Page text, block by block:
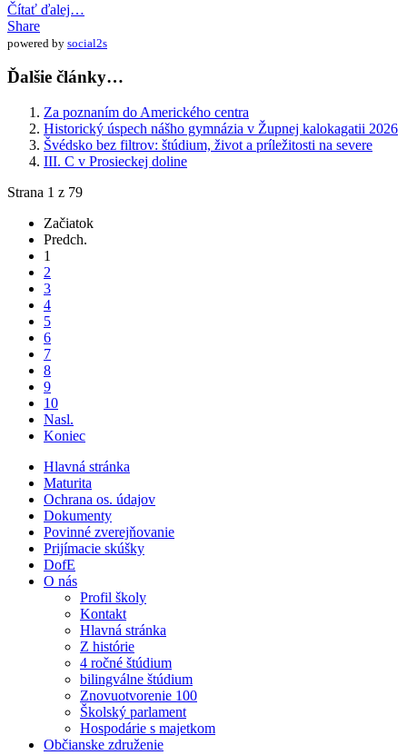
Čítať ďalej…
Share
powered by social2s
Ďalšie články…
Za poznaním do Amerického centra
Historický úspech nášho gymnázia v Župnej kalokagatii 2026
Švédsko bez filtrov: štúdium, život a príležitosti na severe
III. C v Prosieckej doline
Strana 1 z 79
Začiatok
Predch.
1
2
3
4
5
6
7
8
9
10
Nasl.
Koniec
Hlavná stránka
Maturita
Ochrana os. údajov
Dokumenty
Povinné zverejňovanie
Prijímacie skúšky
DofE
O nás
Profil školy
Kontakt
Hlavná stránka
Z histórie
4 ročné štúdium
bilingválne štúdium
Znovuotvorenie 100
Školský parlament
Hospodárie s majetkom
Občianske združenie